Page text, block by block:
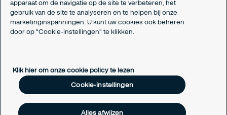
Algemene voorwaarden
Responsible disclosure
Cookie-instellingen
apparaat om de navigatie op de site te verbeteren, het
gebruik van de site te analyseren en te helpen bij onze
marketinginspanningen. U kunt uw cookies ook beheren
door op "Cookie-instellingen" te klikken.
Klik hier om onze cookie policy te lezen
Cookie-instellingen
Alles afwijzen